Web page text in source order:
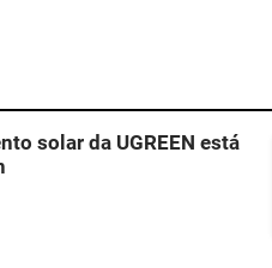
solar da UGREEN está